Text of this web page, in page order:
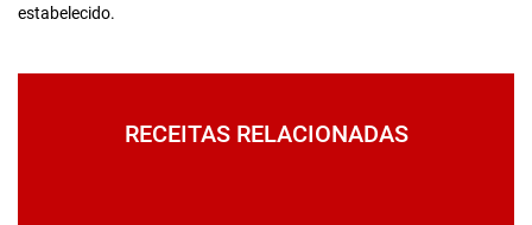
estabelecido.
RECEITAS RELACIONADAS